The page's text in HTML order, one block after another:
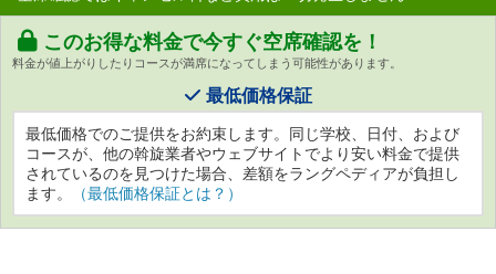
このお得な料金で今すぐ空席確認を！
料金が値上がりしたりコースが満席になってしまう可能性があります。
最低価格保証
最低価格でのご提供をお約束します。同じ学校、日付、および
コースが、他の斡旋業者やウェブサイトでより安い料金で提供
されているのを見つけた場合、差額をラングペディアが負担し
ます。
（最低価格保証とは？）